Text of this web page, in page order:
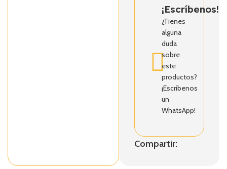
¡Escríbenos!
¿Tienes
alguna
duda
sobre
este
productos?
¡Escríbenos
un
WhatsApp!
Compartir: